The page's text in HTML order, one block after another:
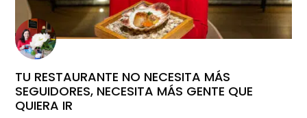
TU RESTAURANTE NO NECESITA MÁS
SEGUIDORES, NECESITA MÁS GENTE QUE
QUIERA IR